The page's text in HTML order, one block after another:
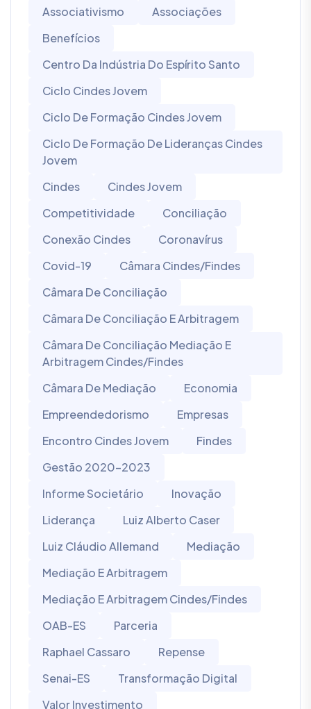
Associativismo
Associações
Benefícios
Centro Da Indústria Do Espírito Santo
Ciclo Cindes Jovem
Ciclo De Formação Cindes Jovem
Ciclo De Formação De Lideranças Cindes
Jovem
Cindes
Cindes Jovem
Competitividade
Conciliação
Conexão Cindes
Coronavírus
Covid-19
Câmara Cindes/Findes
Câmara De Conciliação
Câmara De Conciliação E Arbitragem
Câmara De Conciliação Mediação E
Arbitragem Cindes/Findes
Câmara De Mediação
Economia
Empreendedorismo
Empresas
Encontro Cindes Jovem
Findes
Gestão 2020-2023
Informe Societário
Inovação
Liderança
Luiz Alberto Caser
Luiz Cláudio Allemand
Mediação
Mediação E Arbitragem
Mediação E Arbitragem Cindes/Findes
OAB-ES
Parceria
Raphael Cassaro
Repense
Senai-ES
Transformação Digital
Valor Investimento